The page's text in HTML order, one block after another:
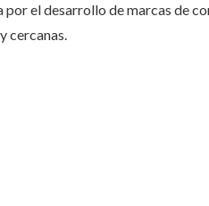
el desarrollo de marcas de
cercanas.